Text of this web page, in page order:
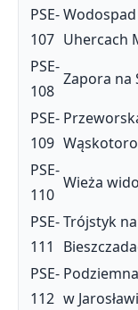
PSE-
107 Uhercach
PSE-
108
Zapora na
PSE-
109
PSE-
110
Wieża
PSE-
111
Trójstyk
PSE-
112 w